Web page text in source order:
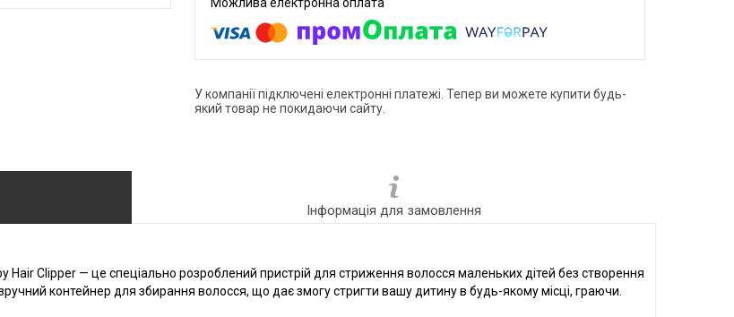
У компанії підключені електронні платежі. Тепер ви можете купити будь-
який товар не покидаючи сайту.
Інформація для замовлення
Clipper — це спеціально розроблений пристрій для стриження волосся маленьких дітей без створення
контейнер для збирання волосся, що дає змогу стригти вашу дитину в будь-якому місці, граючи.